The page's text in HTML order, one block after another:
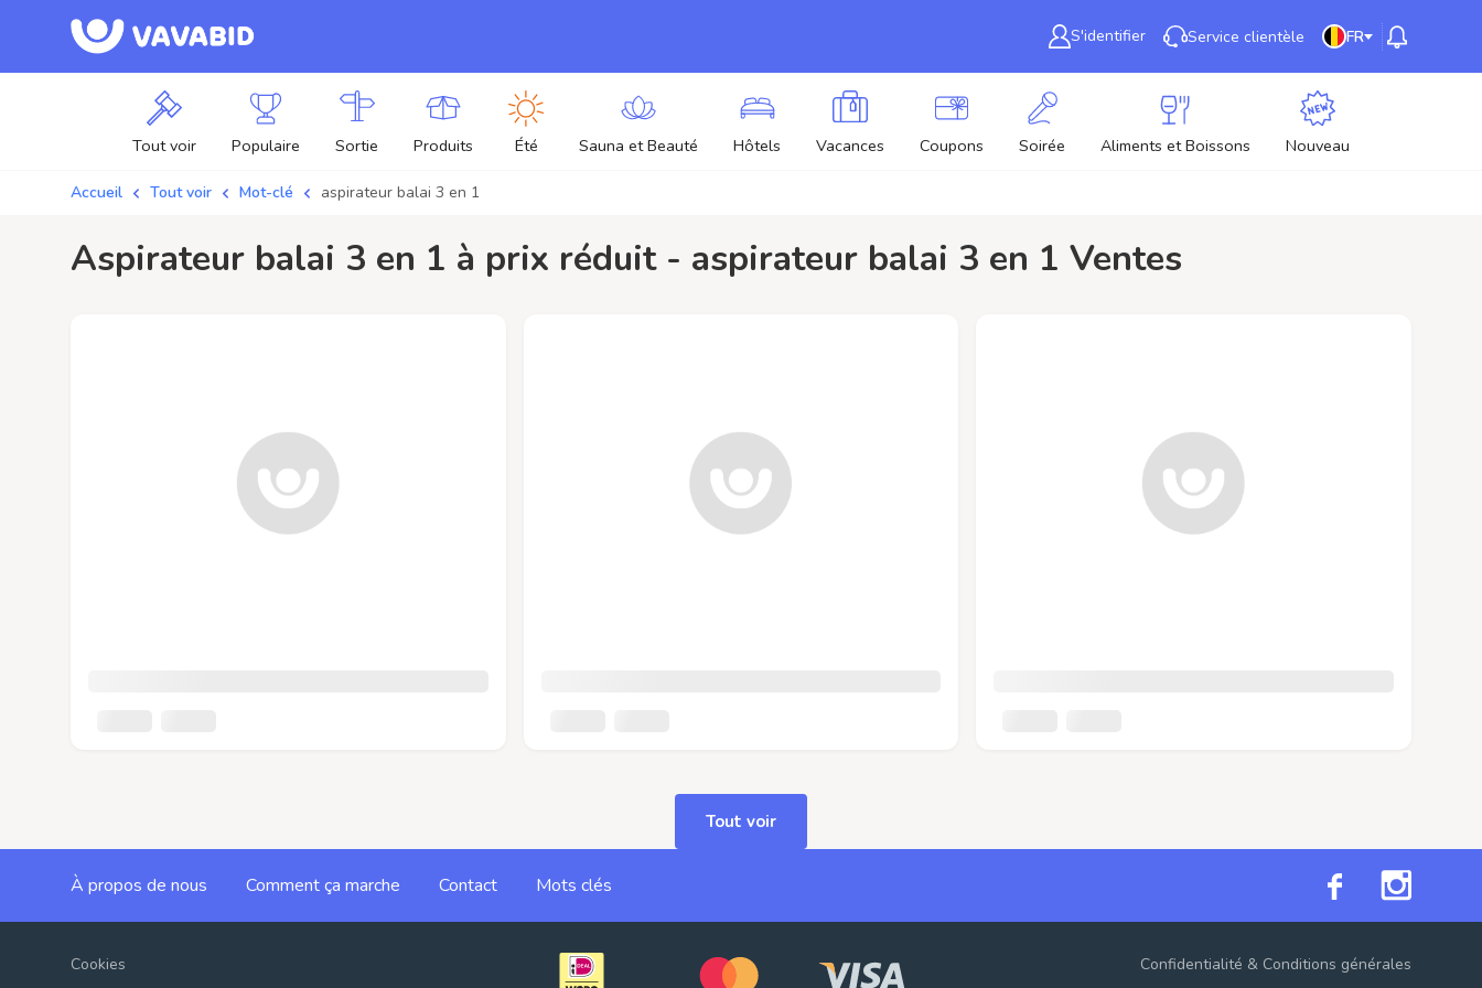
S'identifier Service clientèle FR
Tout voir Populaire Sortie Produits Été Sauna et Beauté Hôtels Vacances Coupons Soirée Aliments et Boissons Nouveau
Accueil Tout voir Mot-clé aspirateur balai 3 en 1
aspirateur balai 3 en 1 à prix réduit - aspirateur balai 3 en 1 Ventes
Tout voir
À propos de nous Comment ça marche Contact Mots clés
Cookies Confidentialité & Conditions générales